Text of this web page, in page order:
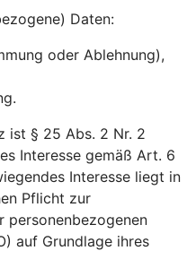
Daten:
oder Ablehnung),
ist § 25 Abs. 2 Nr. 2
Interesse gemäß Art. 6
Interesse liegt in
Pflicht zur
personenbezogenen
auf Grundlage ihres